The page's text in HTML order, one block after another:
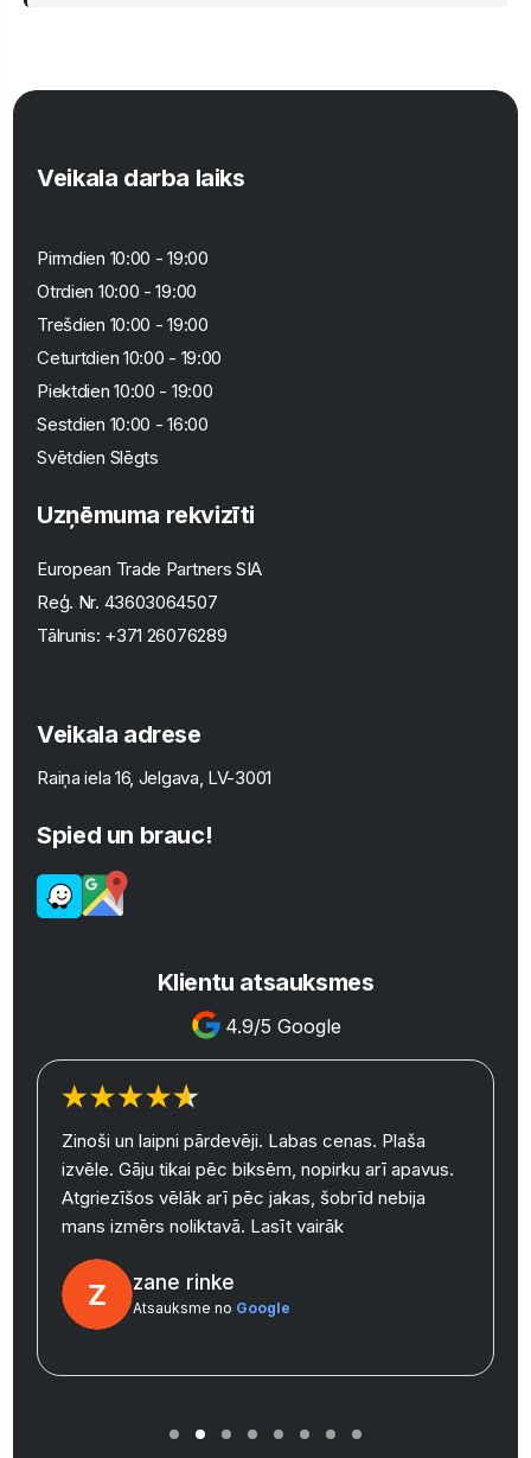
Veikala darba laiks
Pirmdien 10:00 - 19:00
Otrdien 10:00 - 19:00
Trešdien 10:00 - 19:00
Ceturtdien 10:00 - 19:00
Piektdien 10:00 - 19:00
Sestdien 10:00 - 16:00
Svētdien Slēgts
Uzņēmuma rekvizīti
European Trade Partners SIA
Reģ. Nr. 43603064507
Tālrunis: +371 26076289
Veikala adrese
Raiņa iela 16, Jelgava, LV-3001
Spied un brauc!
Klientu atsauksmes
4.9/5 Google
Zinoši un laipni pārdevēji. Labas cenas. Plaša
izvēle. Gāju tikai pēc biksēm, nopirku arī apavus.
Atgriezīšos vēlāk arī pēc jakas, šobrīd nebija
mans izmērs noliktavā. Lasīt vairāk
zane rinke
Atsauksme no Google